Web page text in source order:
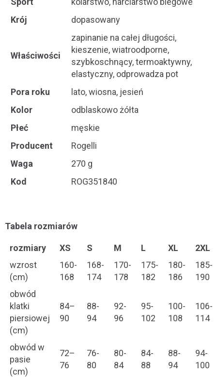
Krój
dopasowany
Właściwości
zapinanie na całej długości,
kieszenie, wiatroodporne,
szybkoschnący, termoaktywny,
elastyczny, odprowadza pot
Pora roku
lato, wiosna, jesień
Kolor
odblaskowo żółta
Płeć
męskie
Producent
Rogelli
Waga
270 g
Kod
ROG351840
Tabela rozmiarów
rozmiary XS S M L XL
2XL
wzrost
(cm)
160-
168
168-
174
170-
178
175-
182
180-
186
185-
190
obwód
klatki
piersiowej
(cm)
84–
90
88-
94
92-
96
95-
102
100-
108
106-
114
obwód w
pasie
(cm)
72–
76
76-
80
80-
84
84-
88
88-
94
94-
100